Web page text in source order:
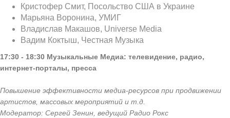
Кристофер Смит, Посольство США в Украине
Марьяна Воронина, УМИГ
Владислав Макашов, Universe Media
Вадим Коктыш, Честная Музыка
17:30 - 18:30 Музыкальные Медиа: телевидение, радио,
интернет-порталы, пресса
Повышение эффективности медиа-ресурсов при продвижении
артистов, массовых мероприятий и т.д.
Модератор: Сергей Зенин, ведущий Радио Рокс